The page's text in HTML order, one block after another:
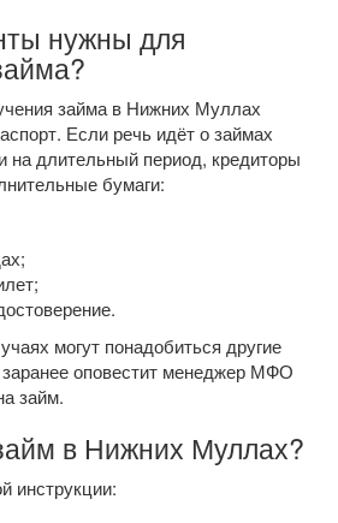
нужны для
займа в Нижних Муллах
Если речь идёт о займах
на длительный период, кредиторы
бумаги:
могут понадобиться другие
оповестит менеджер МФО
займ.
в Нижних Муллах?
инструкции: